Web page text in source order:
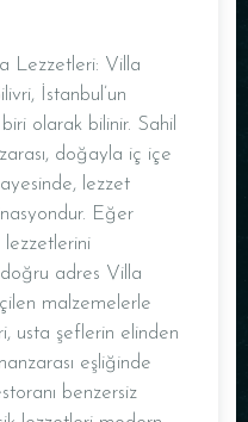
Lezzetleri: Villa
İstanbul’un
olarak bilinir. Sahil
doğayla iç içe
lezzet
Eğer
lezzetlerini
adres Villa
malzemelerle
usta şeflerin elinden
eşliğinde
benzersiz